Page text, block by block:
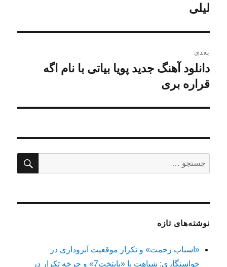
قبلی:
لیلی
بعدی
نوشته
بعدی:
دانلود آهنگ جدید پویا بیاتی با نام اگه
قراره بری
جستجو
برای:
نوشته‌های تازه
«اسباب زحمت» و تکرار موقعیت آبروداری در
خواستگاری: شباهت با «پایتخت7» و چرخه تکرار در